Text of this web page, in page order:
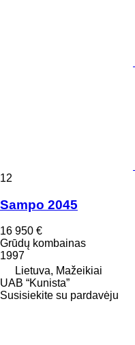
12
Sampo 2045
16 950 €
Grūdų kombainas
1997
Lietuva, Mažeikiai
UAB “Kunista”
Susisiekite su pardavėju